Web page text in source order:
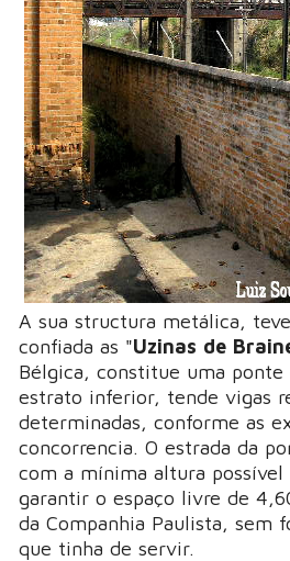
A sua structura metálica,
confiada as "Uzinas de
Bélgica, constitue uma
estrato inferior, tende vigas
determinadas, conforme as
concorrencia. O estrada da
com a mínima altura possível
garantir o espaço livre de
da Companhia Paulista, sem
que tinha de servir.